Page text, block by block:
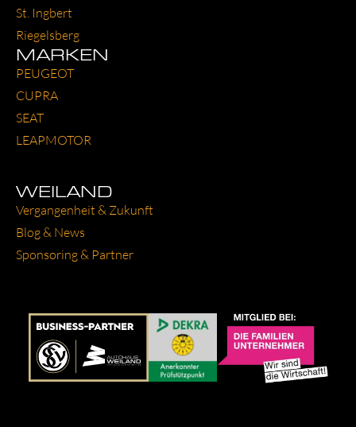
St. Ing­bert
Rie­gels­berg
MARKEN
PEU­GEOT
CUP­RA
SEAT
LEAP­MO­TOR
WEILAND
Ver­gan­gen­heit & Zukunft
Blog & News
Spon­so­ring & Part­ner